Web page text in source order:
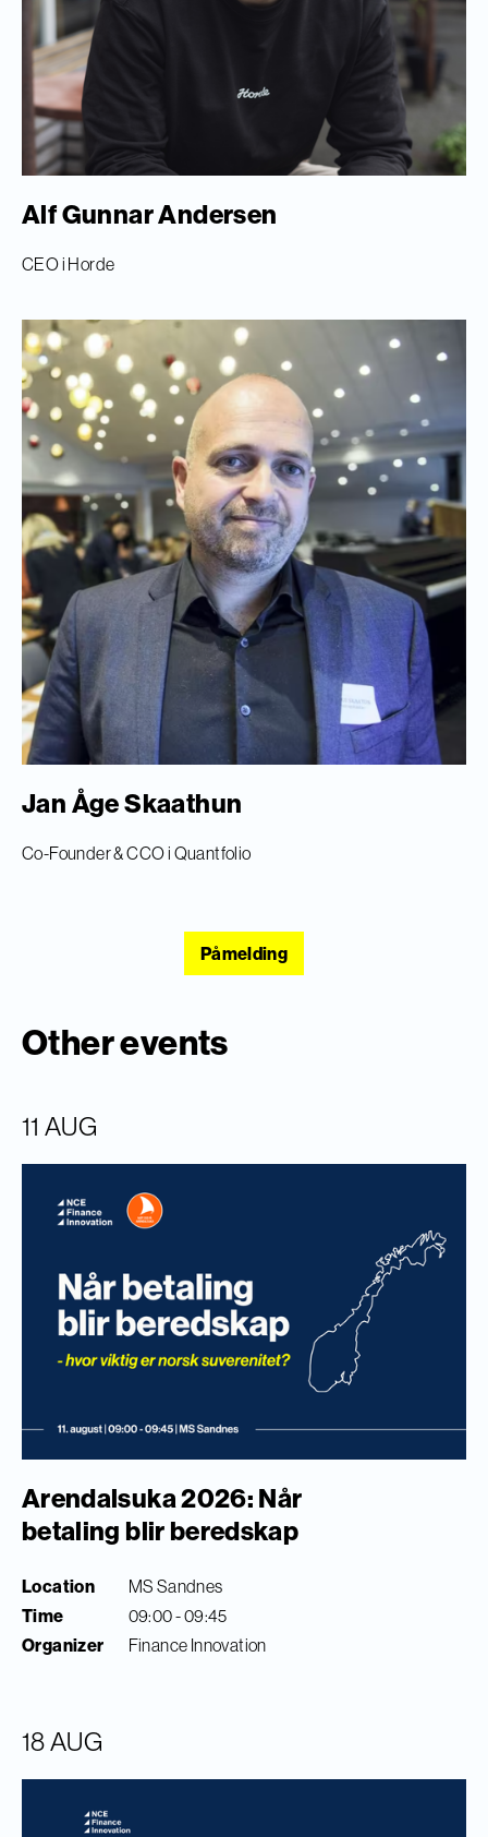
Alf Gunnar Andersen
CEO i Horde
Jan Åge Skaathun
Co-Founder & CCO i Quantfolio
Påmelding
Other events
11 AUG
Arendalsuka 2026: Når
betaling blir beredskap
Location
Time
Organizer
MS Sandnes
09:00 - 09:45
Finance Innovation
18 AUG